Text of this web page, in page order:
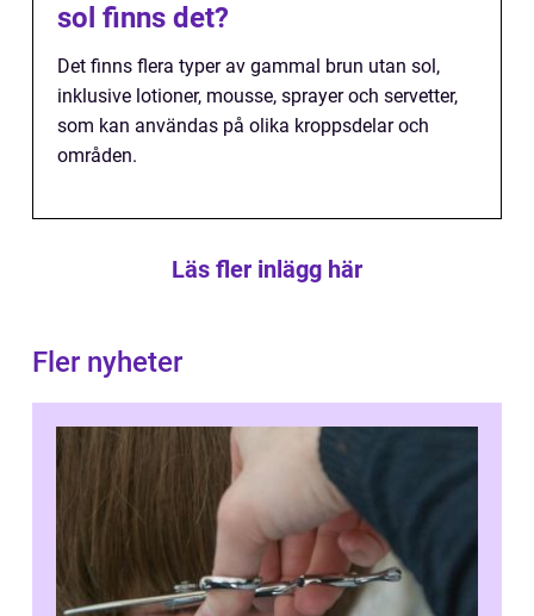
sol finns det?
Det finns flera typer av gammal brun utan sol,
inklusive lotioner, mousse, sprayer och servetter,
som kan användas på olika kroppsdelar och
områden.
Läs fler inlägg här
Fler nyheter